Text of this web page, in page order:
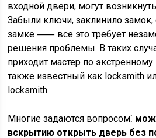
входной двери, могут
Забыли ключи, заклинило
замке ⸺ все это требует
решения проблемы. В таких
приходит мастер по
также известный как locksmith
locksmith.
Многие задаются вопросом⁚
вскрытию открыть дверь без